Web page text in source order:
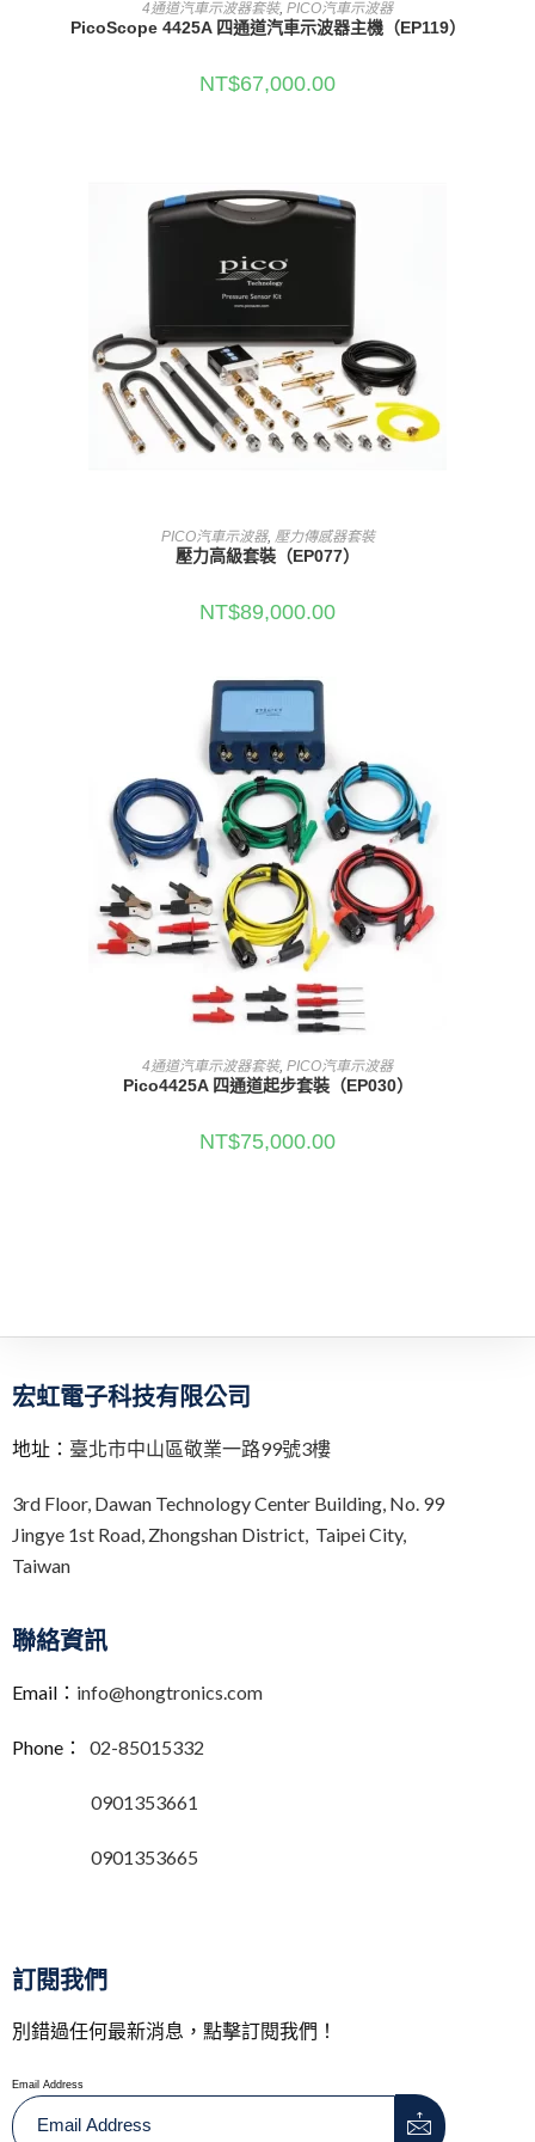
4通道汽車示波器套裝, PICO汽車示波器
PicoScope 4425A 四通道汽車示波器主機（EP119）
NT$67,000.00
加入購物車
PICO汽車示波器, 壓力傳感器套裝
壓力高級套裝（EP077）
NT$89,000.00
加入購物車
4通道汽車示波器套裝, PICO汽車示波器
Pico4425A 四通道起步套裝（EP030）
NT$75,000.00
宏虹電子科技有限公司
地址： 臺北市中山區敬業一路99號3樓
3rd Floor, Dawan Technology Center Building, No. 99
Jingye 1st Road, Zhongshan District, Taipei City,
Taiwan
聯絡資訊
Email： info@hongtronics.com
Phone： 02-85015332
0901353661
0901353665
訂閱我們
別錯過任何最新消息，點擊訂閱我們！
Email Address